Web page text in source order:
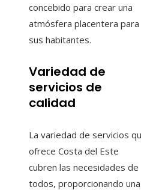
concebido para crear una
atmósfera placentera para
sus habitantes.
Variedad de
servicios de
calidad
La variedad de servicios
ofrece Costa del Este
cubren las necesidades de
todos, proporcionando una